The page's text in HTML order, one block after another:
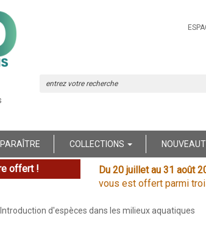
COLLECTIONS
offert ! Du 20 juillet au 31 août
vous est offert parmi
Introduction d'espèces dans les milieux aquatiques